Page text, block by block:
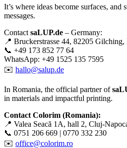
It’s where ideas become surfaces, and
messages.
Contact saLUP.de – Germany:
📍 Bruckerstrasse 44, 82205 Gilching,
📞 +49 173 852 77 64
WhatsApp: +49 1525 135 7595
✉️ hallo@salup.de
In Romania, the official partner of
in materials and impactful printing.
Contact Colorim (Romania):
📍 Valea Seacă 1A, hall 2, Cluj-
📞 0751 206 669 | 0770 332 230
✉️ office@colorim.ro